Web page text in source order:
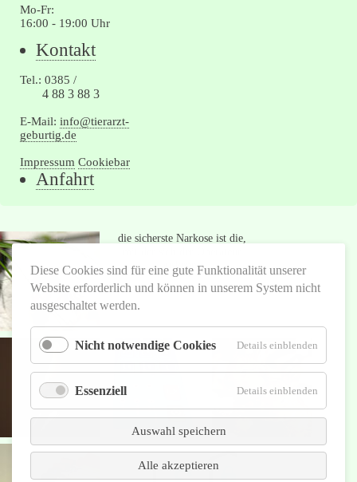
Mo-Fr:
16:00 - 19:00 Uhr
Navigation
Kontakt
Tel.: 0385 /
4 88 3 88 3
E-Mail: info@tierarzt-
geburtig.de
Impressum Cookiebar
Navigation
Anfahrt
die sicherste Narkose ist die,
auskennt.
Autor unbekannt
Diese Cookies sind für eine gute Funktionalität unserer
Website erforderlich und können in unserem System nicht
ausgeschaltet werden.
Nicht notwendige Cookies Details einblenden
Nicht
Essenziell Details einblenden
Auswahl speichern
Alle akzeptieren